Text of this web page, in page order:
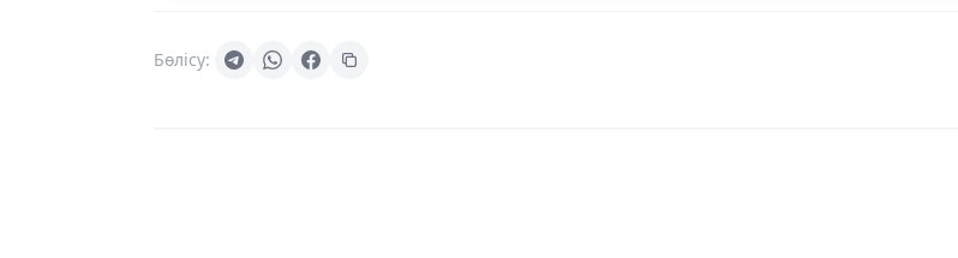
Бөлісу: